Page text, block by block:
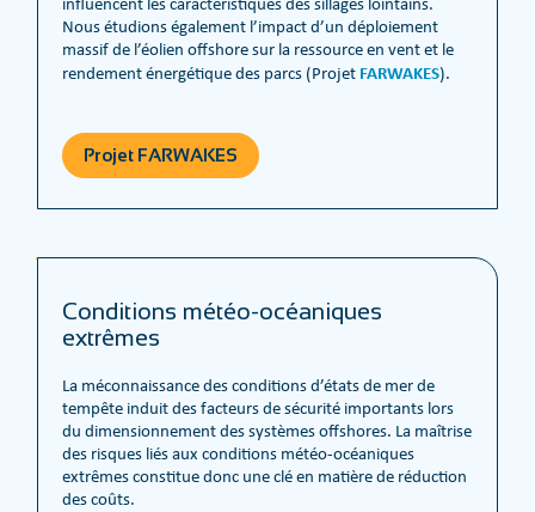
Nous étudions également l’impact d’un déploiement
massif de l’éolien offshore sur la ressource en vent et le
rendement énergétique des parcs (Projet FARWAKES).
Projet FARWAKES
Conditions météo-océaniques
extrêmes
La méconnaissance des conditions d’états de mer de
tempête induit des facteurs de sécurité importants lors
du dimensionnement des systèmes offshores. La maîtrise
des risques liés aux conditions météo-océaniques
extrêmes constitue donc une clé en matière de réduction
des coûts.